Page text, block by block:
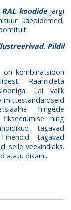
RAL koodidejärgi
käepidemed,
Pildil
on kombinatsioon
Raamideta
Lai valik
mittestandardseid
hingede
ning
tagavad
tagavad
selle veekindlaks.
ajatu disaini.